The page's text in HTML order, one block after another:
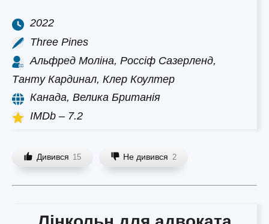
2022
Three Pines
Альфред Моліна, Россіф Сазерленд,
Танту Кардинал, Клер Коултер
Канада, Велика Британія
IMDb – 7.2
Дивився 15 Не дивився 2